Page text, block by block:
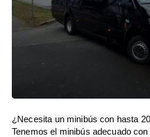
¿Necesita un minibús con hasta
Tenemos el minibús adecuado